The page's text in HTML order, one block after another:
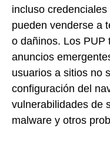
incluso
pueden venderse a
o dañinos. Los PUP
anuncios
usuarios a sitios no
configuración del
vulnerabilidades de
malware y otros